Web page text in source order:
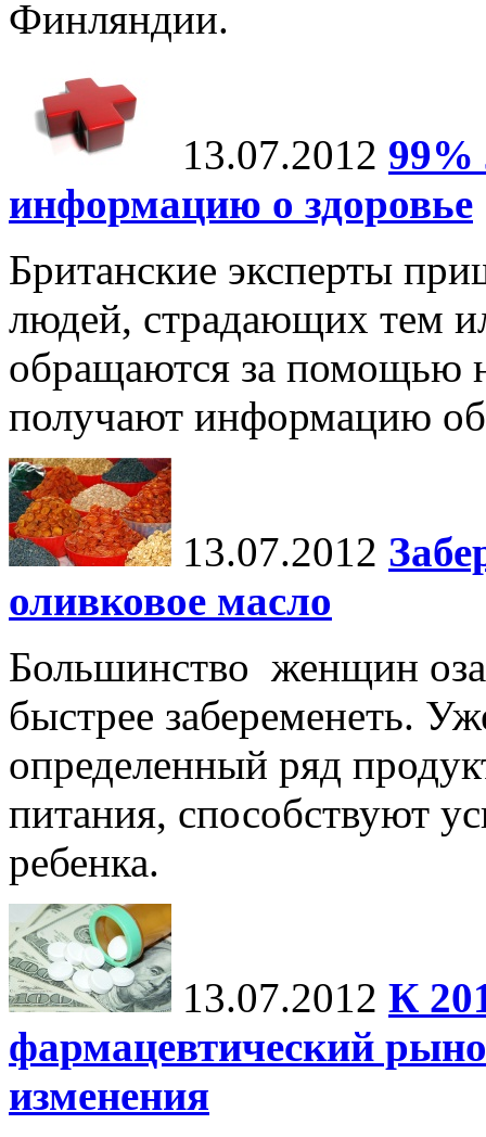
Финляндии.
13.07.2012 99%
информацию о здоровье
Британские эксперты
людей, страдающих тем
обращаются за помощью
получают информацию об
13.07.2012
оливковое масло
Большинство женщин
быстрее забеременеть.
определенный ряд
питания, способствуют
ребенка.
13.07.2012 К
фармацевтический
изменения